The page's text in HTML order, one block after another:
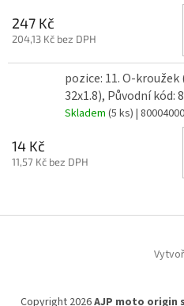
247 Kč
204,13 Kč bez DPH
pozice: 11. O-kroužek
32x1.8), Původní kód:
Skladem (5 ks) |
14 Kč
11,57 Kč bez DPH
Copyright 2026AJP moto origin